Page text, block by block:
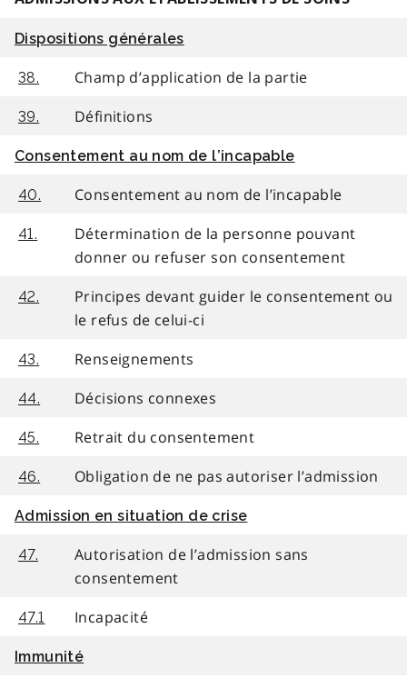
Dispositions générales
38. Champ d’application de la partie
39. Définitions
Consentement au nom de l’incapable
40. Consentement au nom de l’incapable
41.
Détermination de la personne pouvant
donner ou refuser son consentement
42.
Principes devant guider le consentement ou
le refus de celui-ci
43. Renseignements
44. Décisions connexes
45. Retrait du consentement
46. Obligation de ne pas autoriser l’admission
Admission en situation de crise
47.
Autorisation de l’admission sans
consentement
47.1 Incapacité
Immunité